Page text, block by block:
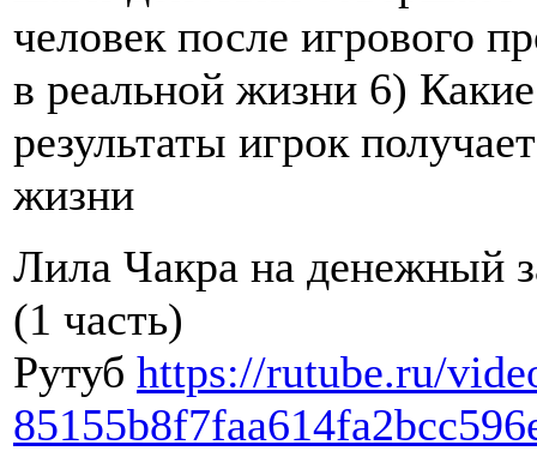
человек после игрового
в реальной жизни 6) Какие
результаты игрок
жизни
Лила Чакра на денежный
(1 часть)
Рутуб https://rutube.ru/